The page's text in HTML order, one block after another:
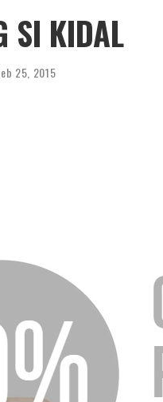
SI KIDAL
25, 2015